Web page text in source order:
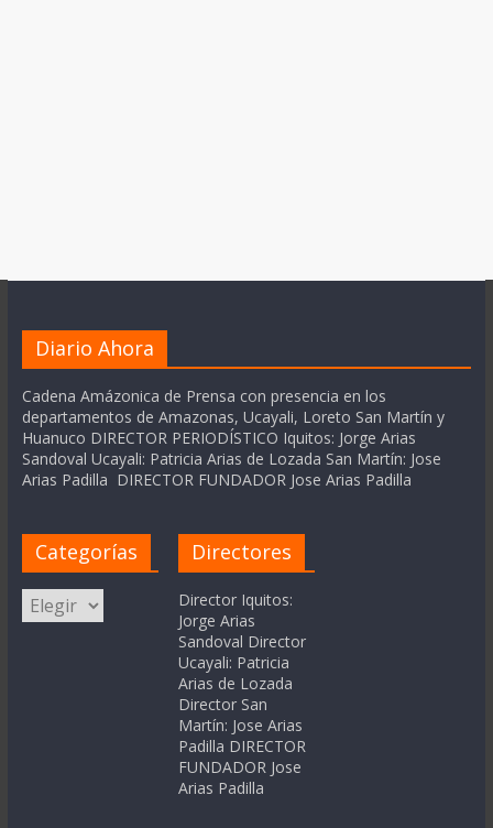
Diario Ahora
Cadena Amázonica de Prensa con presencia en los
departamentos de Amazonas, Ucayali, Loreto San Martín y
Huanuco DIRECTOR PERIODÍSTICO Iquitos: Jorge Arias
Sandoval Ucayali: Patricia Arias de Lozada San Martín: Jose
Arias Padilla DIRECTOR FUNDADOR Jose Arias Padilla
Categorías
Categorías
Directores
Director Iquitos:
Jorge Arias
Sandoval Director
Ucayali: Patricia
Arias de Lozada
Director San
Martín: Jose Arias
Padilla DIRECTOR
FUNDADOR Jose
Arias Padilla